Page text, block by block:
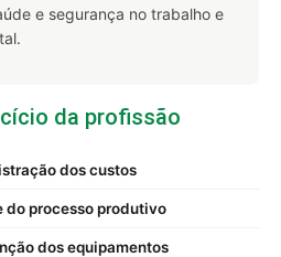
e segurança no trabalho e
da profissão
dos custos
do processo produtivo
dos equipamentos